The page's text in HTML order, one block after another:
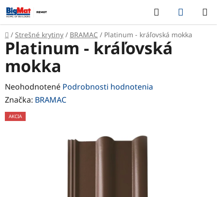
Prejsť
na
obsah
Hľadať
KOŠÍK
Domov
/ Strešné krytiny / BRAMAC / Platinum - kráľovská mokka
Platinum - kráľovská
mokka
Priemerné
hodnotenie
produktu
Neohodnotené Podrobnosti hodnotenia
Značka: BRAMAC
AKCIA